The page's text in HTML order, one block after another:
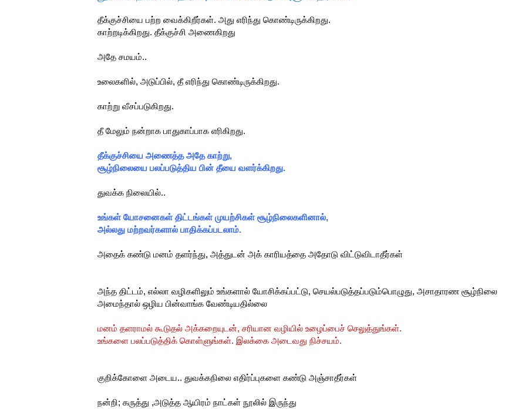
தீக்குச்சியை பற்ற வைக்கிறீர்கள். அது எரிந்து கொண்டிருக்கிறது.
காற்றடிக்கிறது. தீக்குச்சி அணைகிறது
அதே சமயம்..
உலைகளில், அடுப்பில், தீ எரிந்து கொண்டிருக்கிறது.
காற்று வீசப்படுகிறது.
தீ மேலும் நன்றாக பாதுகாப்பாக எரிகிறது.
தீக்குச்சியை அணைத்த அதே காற்று,
சூழ்நிலையை பலப்படுத்திய பின் தீயை வளர்க்கிறது.
துவக்க நிலையில்..
உங்கள் யோசனைகள் திட்டங்கள் முயற்சிகள் சூழ்நிலைகளினால்,
அல்லது மற்றவர்களால் பாதிக்கப்படலாம்.
அதைக் கண்டு மனம் தளர்ந்து, அத்துடன் அக் காரியத்தை அதோடு விட்டுவிடாதீர்கள்
அந்த திட்டம், எல்லா வழிகளிலும் உங்களால் யோசிக்கப்பட்டு, செயல்படுத்தப்படும்பொழுது, அசாதாரண சூழ்நிலை
அமைந்தால் ஒழிய பின்வாங்க வேண்டியதில்லை
மனம் தளராமல் கூடுதல் அக்கறையுடன், சரியான வழியில் உழைப்பைச் செலுத்துங்கள்.
உங்களை பலப்படுத்திக் கொள்ளுங்கள். இலக்கை அடைவது நிச்சயம்.
குறிக்கோளை அடைய.. துவக்கநிலை எதிர்ப்புகளை கண்டு அஞ்சாதீர்கள்
நன்றி; கருத்து ,அடுத்த ஆயிரம் நாட்கள் நூலில் இருந்து